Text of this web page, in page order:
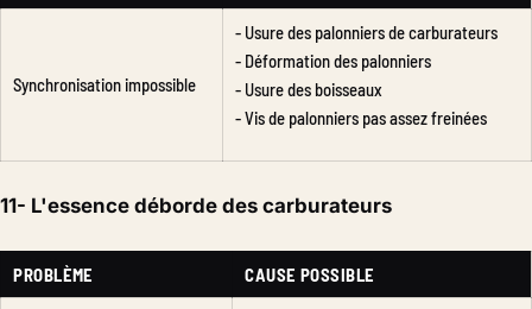
Synchronisation impossible
- Usure des palonniers de carburateurs
- Déformation des palonniers
- Usure des boisseaux
- Vis de palonniers pas assez freinées
11- L'essence déborde des carburateurs
PROBLÈME CAUSE POSSIBLE